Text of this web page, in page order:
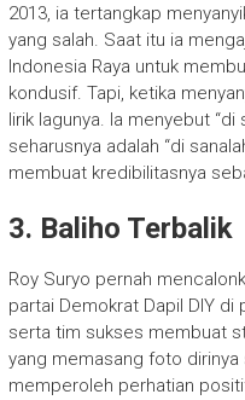
2013, ia tertangkap
yang salah. Saat itu ia
Indonesia Raya untuk
kondusif. Tapi, ketika
lirik lagunya. Ia menyebut “di
seharusnya adalah “di
membuat kredibilitasnya
3. Baliho Terbalik
Roy Suryo pernah
partai Demokrat Dapil DIY di
serta tim sukses membuat
yang memasang foto dirinya
memperoleh perhatian